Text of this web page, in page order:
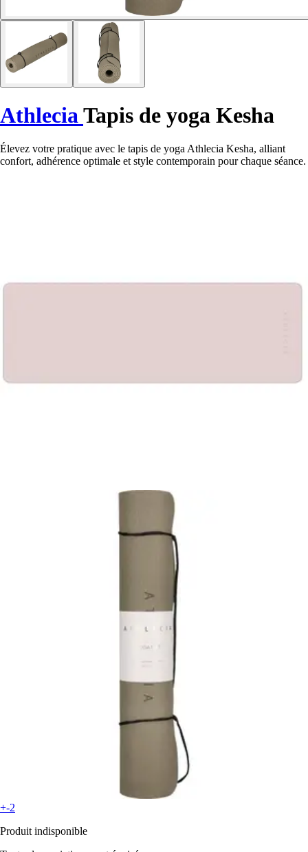
Athlecia Tapis de yoga Kesha
Élevez votre pratique avec le tapis de yoga Athlecia Kesha, alliant
confort, adhérence optimale et style contemporain pour chaque séance.
+-2
Produit indisponible